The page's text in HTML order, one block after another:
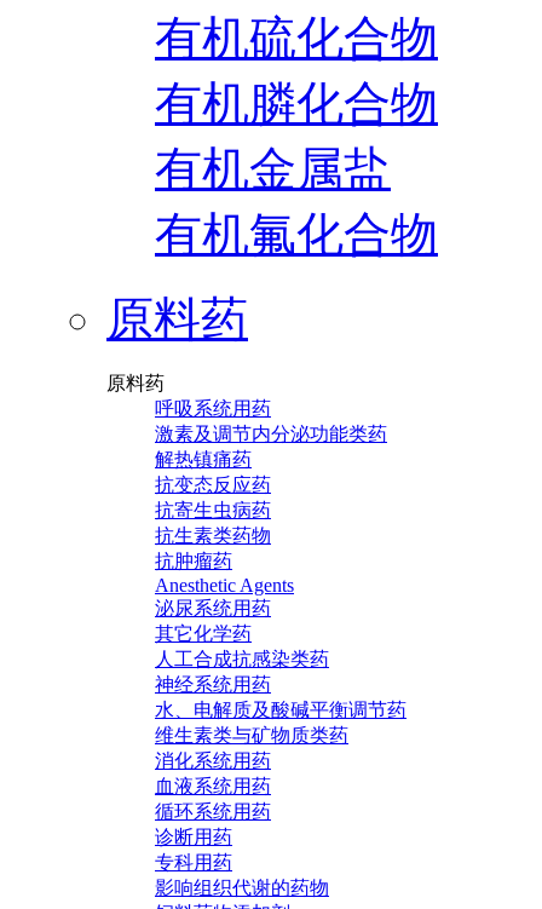
有机硫化合物
有机膦化合物
有机金属盐
有机氟化合物
原料药
原料药
呼吸系统用药
激素及调节内分泌功能类药
解热镇痛药
抗变态反应药
抗寄生虫病药
抗生素类药物
抗肿瘤药
Anesthetic Agents
泌尿系统用药
其它化学药
人工合成抗感染类药
神经系统用药
水、电解质及酸碱平衡调节药
维生素类与矿物质类药
消化系统用药
血液系统用药
循环系统用药
诊断用药
专科用药
影响组织代谢的药物